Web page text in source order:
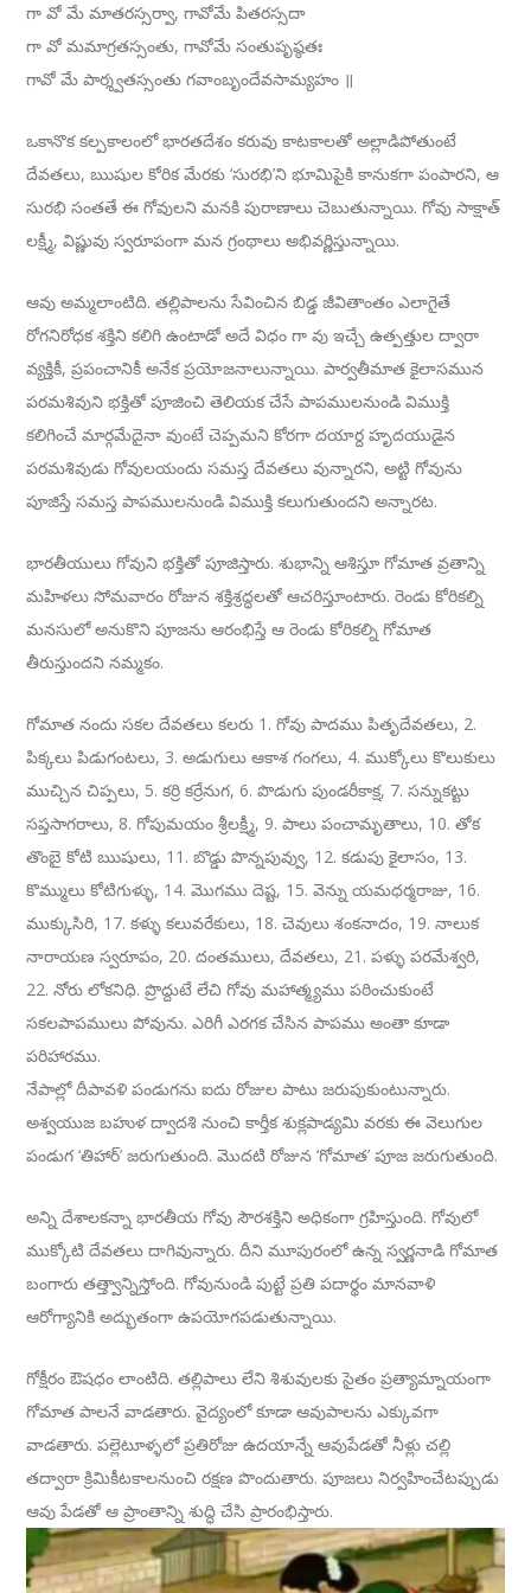
గా వో మే మాతరస్సర్వా, గావోమే పితరస్సదా
గా వో మమాగ్రతస్సంతు, గావోమే సంతుపృష్ఠతః
గావో మే పార్శ్వతస్సంతు గవాంబృందేవసామ్యహం ॥
ఒకానొక కల్పకాలంలో భారతదేశం కరువు కాటకాలతో అల్లాడిపోతుంటే
దేవతలు, ఋషుల కోరిక మేరకు ‘సురభి’ని భూమిపైకి కానుకగా పంపారని, ఆ
సురభి సంతతే ఈ గోవులని మనకి పురాణాలు చెబుతున్నాయి. గోవు సాక్షాత్
లక్ష్మీ, విష్ణువు స్వరూపంగా మన గ్రంథాలు అభివర్ణిస్తున్నాయి.
ఆవు అమ్మలాంటిది. తల్లిపాలను సేవించిన బిడ్డ జీవితాంతం ఎలాగైతే
రోగనిరోధక శక్తిని కలిగి ఉంటాడో అదే విధం గా వు ఇచ్చే ఉత్పత్తుల ద్వారా
వ్యక్తికీ, ప్రపంచానికీ అనేక ప్రయోజనాలున్నాయి. పార్వతీమాత కైలాసమున
పరమశివుని భక్తితో పూజించి తెలియక చేసే పాపములనుండి విముక్తి
కలిగించే మార్గమేదైనా వుంటే చెప్పమని కోరగా దయార్ద హృదయుడైన
పరమశివుడు గోవులయందు సమస్త దేవతలు వున్నారని, అట్టి గోవును
పూజిస్తే సమస్త పాపములనుండి విముక్తి కలుగుతుందని అన్నారట.
భారతీయులు గోవుని భక్తితో పూజిస్తారు. శుభాన్ని ఆశిస్తూ గోమాత వ్రతాన్ని
మహిళలు సోమవారం రోజున శక్తిశ్రద్ధలతో ఆచరిస్తూంటారు. రెండు కోరికల్ని
మనసులో అనుకొని పూజను ఆరంభిస్తే ఆ రెండు కోరికల్ని గోమాత
తీరుస్తుందని నమ్మకం.
గోమాత నందు సకల దేవతలు కలరు 1. గోవు పాదము పితృదేవతలు, 2.
పిక్కలు పిడుగంటలు, 3. అడుగులు ఆకాశ గంగలు, 4. ముక్కోలు కొలుకులు
ముచ్చిన చిప్పలు, 5. కర్రి కర్రేనుగ, 6. పొడుగు పుండరీకాక్ష, 7. సన్నుకట్టు
సప్తసాగరాలు, 8. గోపుమయం శ్రీలక్ష్మీ, 9. పాలు పంచామృతాలు, 10. తోక
తొంబై కోటి ఋషులు, 11. బొడ్డు పొన్నపువ్వు, 12. కడుపు కైలాసం, 13.
కొమ్ములు కోటిగుళ్ళు, 14. మొగము దెష్ట, 15. వెన్ను యమధర్మరాజు, 16.
ముక్కుసిరి, 17. కళ్ళు కలువరేకులు, 18. చెవులు శంకనాదం, 19. నాలుక
నారాయణ స్వరూపం, 20. దంతములు, దేవతలు, 21. పళ్ళు పరమేశ్వరి,
22. నోరు లోకనిధి. ప్రొద్దుటే లేచి గోవు మహాత్మ్యము పఠించుకుంటే
సకలపాపములు పోవును. ఎరిగీ ఎరగక చేసిన పాపము అంతా కూడా
పరిహారము.
నేపాల్లో దీపావళి పండుగను ఐదు రోజుల పాటు జరుపుకుంటున్నారు.
అశ్వయుజ బహుళ ద్వాదశి నుంచి కార్తీక శుక్లపాడ్యమి వరకు ఈ వెలుగుల
పండుగ ‘తిహార్’ జరుగుతుంది. మొదటి రోజున ‘గోమాత’ పూజ జరుగుతుంది.
అన్ని దేశాలకన్నా భారతీయ గోవు సౌరశక్తిని అధికంగా గ్రహిస్తుంది. గోవులో
ముక్కోటి దేవతలు దాగివున్నారు. దీని మూపురంలో ఉన్న స్వర్ణనాడి గోమాత
బంగారు తత్త్వాన్నిస్తోంది. గోవునుండి పుట్టే ప్రతి పదార్థం మానవాళి
ఆరోగ్యానికి అద్భుతంగా ఉపయోగపడుతున్నాయి.
గోక్షీరం ఔషధం లాంటిది. తల్లిపాలు లేని శిశువులకు సైతం ప్రత్యామ్నాయంగా
గోమాత పాలనే వాడతారు. వైద్యంలో కూడా ఆవుపాలను ఎక్కువగా
వాడతారు. పల్లెటూళ్ళలో ప్రతిరోజు ఉదయాన్నే ఆవుపేడతో నీళ్లు చల్లి
తద్వారా క్రిమికీటకాలనుంచి రక్షణ పొందుతారు. పూజలు నిర్వహించేటప్పుడు
ఆవు పేడతో ఆ ప్రాంతాన్ని శుద్ధి చేసి ప్రారంభిస్తారు.